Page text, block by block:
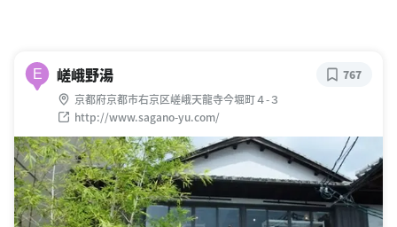
E 嵯峨野湯
京都府京都市右京区嵯峨天龍寺今堀町４-３
http://www.sagano-yu.com/
767